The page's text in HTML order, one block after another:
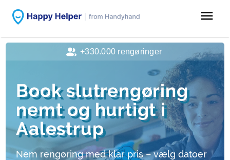
menu
Book slutrengøring
nemt og hurtigt i
Aalestrup
Nem rengøring med klar pris – vælg datoer
+330.000 rengøringer